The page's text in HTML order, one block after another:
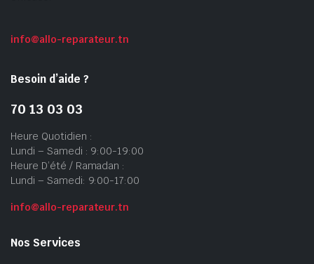
info@allo-reparateur.tn
Besoin d’aide ?
70 13 03 03
Heure Quotidien :
Lundi – Samedi : 9:00-19:00
Heure D’été / Ramadan :
Lundi – Samedi: 9:00-17:00
info@allo-reparateur.tn
Nos Services